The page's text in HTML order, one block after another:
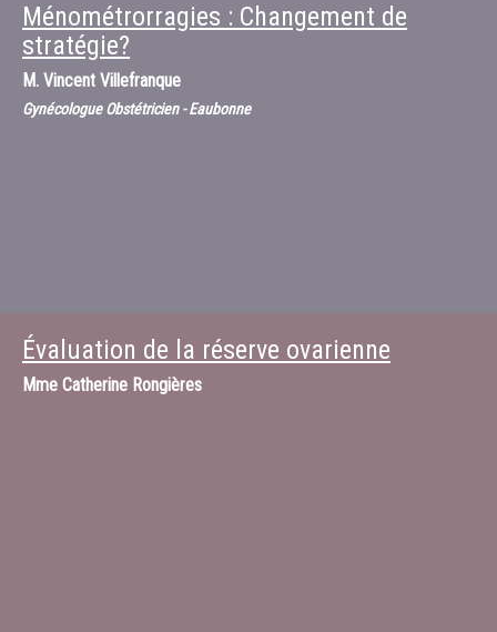
Ménométrorragies : Changement de
stratégie?
M. Vincent Villefranque
Gynécologue Obstétricien - Eaubonne
Évaluation de la réserve ovarienne
Mme Catherine Rongières